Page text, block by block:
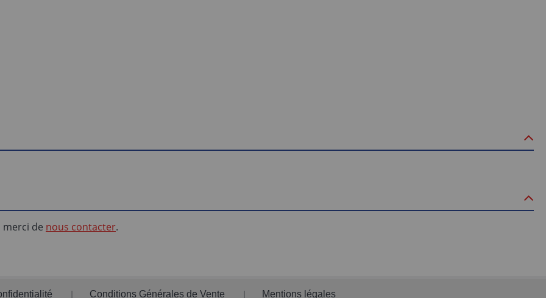
de nous contacter.
Conditions Générales de Vente Mentions légales